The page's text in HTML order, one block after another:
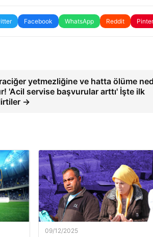
Facebook WhatsApp Reddit
yetmezliğine ve hatta ölüme
'Acil servise başvurular arttı' İşte ilk
→
09/12/2025